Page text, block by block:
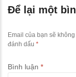
Để lại một
Email của bạn sẽ
đánh dấu *
Bình luận *